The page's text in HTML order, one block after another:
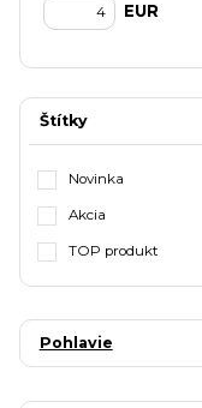
EUR
Štítky
Novinka
Akcia
TOP produkt
Pohlavie